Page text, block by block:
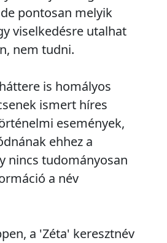
pontosan melyik
viselkedésre utalhat
nem tudni.
is homályos
ismert híres
események,
ehhez a
nincs tudományosan
a név
a 'Zéta' keresztnév